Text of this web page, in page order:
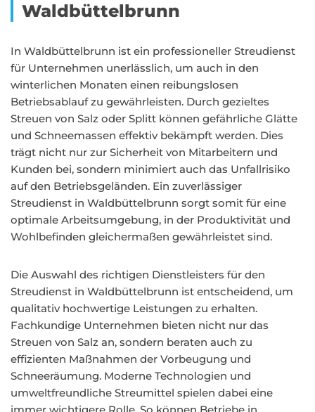
Waldbüttelbrunn
In Waldbüttelbrunn ist ein professioneller Streudienst
für Unternehmen unerlässlich, um auch in den
winterlichen Monaten einen reibungslosen
Betriebsablauf zu gewährleisten. Durch gezieltes
Streuen von Salz oder Splitt können gefährliche Glätte
und Schneemassen effektiv bekämpft werden. Dies
trägt nicht nur zur Sicherheit von Mitarbeitern und
Kunden bei, sondern minimiert auch das Unfallrisiko
auf den Betriebsgeländen. Ein zuverlässiger
Streudienst in Waldbüttelbrunn sorgt somit für eine
optimale Arbeitsumgebung, in der Produktivität und
Wohlbefinden gleichermaßen gewährleistet sind.
Die Auswahl des richtigen Dienstleisters für den
Streudienst in Waldbüttelbrunn ist entscheidend, um
qualitativ hochwertige Leistungen zu erhalten.
Fachkundige Unternehmen bieten nicht nur das
Streuen von Salz an, sondern beraten auch zu
effizienten Maßnahmen der Vorbeugung und
Schneeräumung. Moderne Technologien und
umweltfreundliche Streumittel spielen dabei eine